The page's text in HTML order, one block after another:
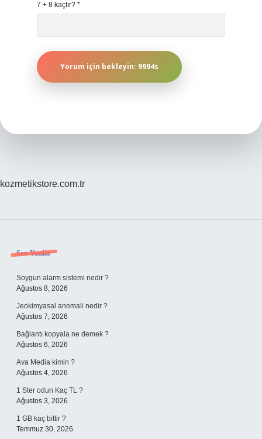
7 + 8 kaçtır? *
kozmetikstore.com.tr
Sidebar
Son Yazılar
Soygun alarm sistemi nedir ?
Ağustos 8, 2026
Jeokimyasal anomali nedir ?
Ağustos 7, 2026
Bağlantı kopyala ne demek ?
Ağustos 6, 2026
Ava Media kimin ?
Ağustos 4, 2026
1 Ster odun Kaç TL ?
Ağustos 3, 2026
1 GB kaç bittir ?
Temmuz 30, 2026